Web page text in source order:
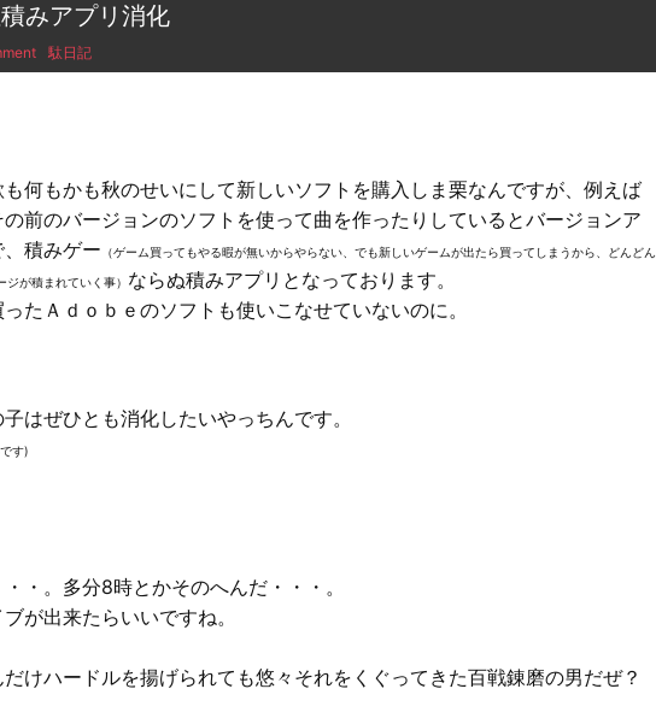
みアプリ消化
駄日記
何もかも秋のせいにして新しいソフトを購入しま栗なんですが、例えば
前のバージョンのソフトを使って曲を作ったりしているとバージョンア
積みゲー （ゲーム買ってもやる暇が無いからやらない、でも新しいゲームが出たら買ってしまうから、どんどん
が積まれていく事） ならぬ積みアプリとなっております。
たＡｄｏｂｅのソフトも使いこなせていないのに。
はぜひとも消化したいやっちんです。
す)
・。多分8時とかそのへんだ・・・。
が出来たらいいですね。
けハードルを揚げられても悠々それをくぐってきた百戦錬磨の男だぜ？